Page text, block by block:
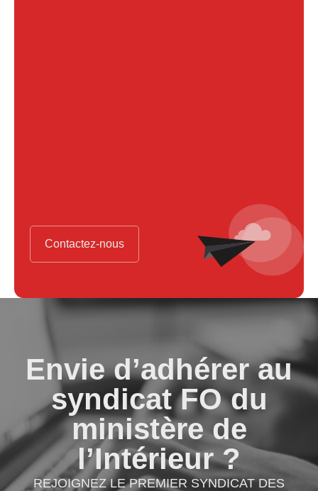
Contactez-nous
Envie d’adhérer au
syndicat FO du
ministère de
l’Intérieur ?
REJOIGNEZ LE PREMIER SYNDICAT DES